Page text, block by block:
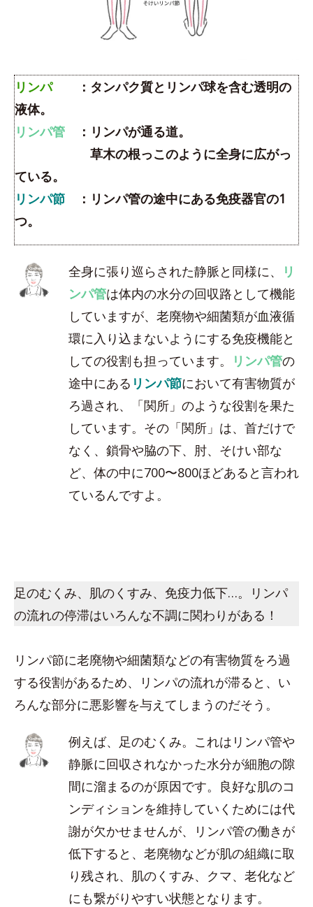
リンパ：タンパク質とリンパ球を含む透明の
液体。
リンパ管 ：リンパが通る道。
草木の根っこのように全身に広がっ
ている。
リンパ節 ：リンパ管の途中にある免疫器官の1
つ。
全身に張り巡らされた静脈と同様に、
リ
ンパ管は体内の水分の回収路として機能
していますが、老廃物や細菌類が血液循
環に入り込まないようにする免疫機能と
しての役割も担っています。
リンパ管の
途中にある リンパ節において有害物質が
ろ過され、「関所」のような役割を果た
しています。その「関所」は、首だけで
なく、鎖骨や脇の下、肘、そけい部な
ど、体の中に700〜800ほどあると言われ
ているんですよ。
足のむくみ、肌のくすみ、免疫力低下…。リンパ
の流れの停滞はいろんな不調に関わりがある！
リンパ節に老廃物や細菌類などの有害物質をろ過
する役割があるため、リンパの流れが滞ると、い
ろんな部分に悪影響を与えてしまうのだそう。
例えば、足のむくみ。これはリンパ管や
静脈に回収されなかった水分が細胞の隙
間に溜まるのが原因です。良好な肌のコ
ンディションを維持していくためには代
謝が欠かせませんが、リンパ管の働きが
低下すると、老廃物などが肌の組織に取
り残され、肌のくすみ、クマ、老化など
にも繋がりやすい状態となります。